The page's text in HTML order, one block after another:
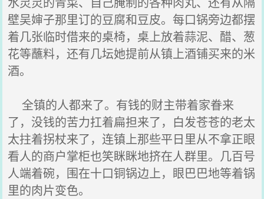
壁吴婶子那里订的豆腐和豆皮。每口锅旁边都摆
着几张临时借来的桌椅，桌上放着蒜泥、醋、葱
花等蘸料，还有几坛她提前从镇上酒铺买来的米
酒。
全镇的人都来了。有钱的财主带着家眷来
了，没钱的苦力扛着扁担来了，白发苍苍的老太
太拄着拐杖来了，连镇上那些平日里从不拿正眼
看人的商户掌柜也笑眯眯地挤在人群里。几百号
人端着碗，围在十口铜锅边上，眼巴巴地等着锅
里的肉片变色。